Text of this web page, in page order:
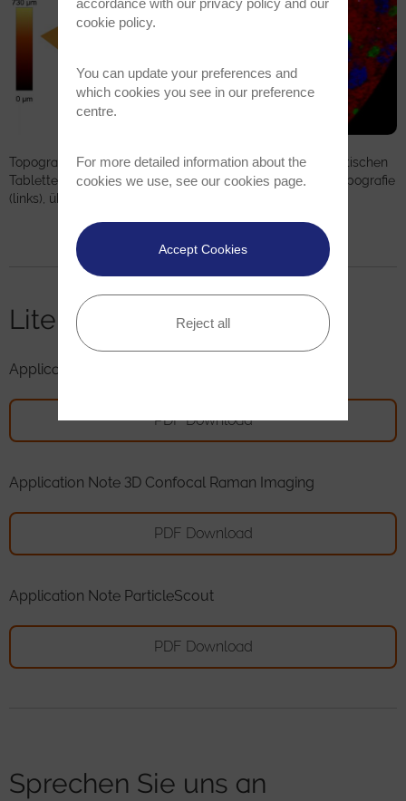
Topografisches, konfokales Raman-Bild einer pharmazeutischen
Tablette. TrueSurface-Mikroskopie zur Darstellung der Topografie
(links), überlagert mit konfokalem Raman-Bild (rechts).
Literatur
Application Note Pharmaceutics
PDF Download
Application Note 3D Confocal Raman Imaging
PDF Download
Application Note ParticleScout
PDF Download
Sprechen Sie uns an
accordance with our privacy policy and our
cookie policy.
You can update your preferences and
which cookies you see in our preference
centre.
For more detailed information about the
cookies we use, see our cookies page.
Accept Cookies
Reject all